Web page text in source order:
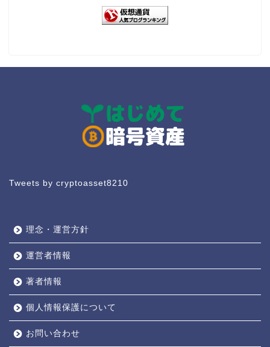
Tweets by cryptoasset8210
理念・運営方針
運営者情報
著者情報
個人情報保護について
お問い合わせ